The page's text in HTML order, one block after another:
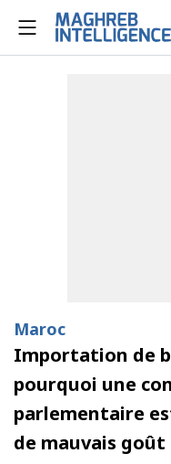
Maroc
Importation de
pourquoi une
parlementaire
de mauvais goût